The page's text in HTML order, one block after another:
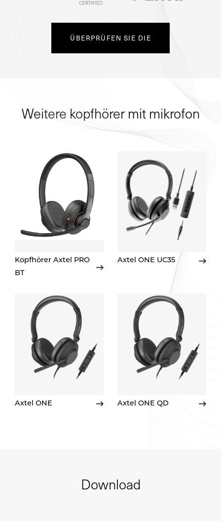
ÜBERPRÜFEN SIE DIE
Weitere kopfhörer mit mikrofon
Kopfhörer Axtel PRO
BT
Axtel ONE UC35
Axtel ONE Axtel ONE QD
Download